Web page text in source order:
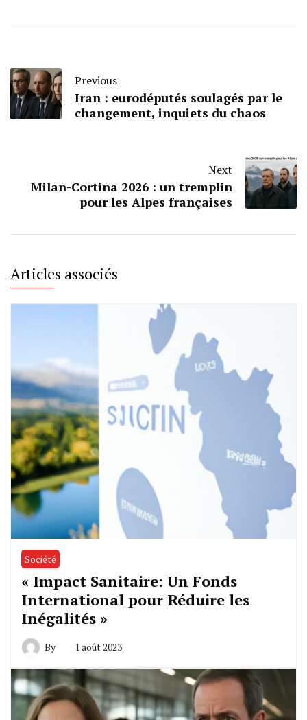
Previous
Iran : eurodéputés soulagés par le
changement, inquiets du chaos
Next
Milan-Cortina 2026 : un tremplin
pour les Alpes françaises
Articles associés
Société
« Impact Sanitaire: Un Fonds
International pour Réduire les
Inégalités »
By 1 août 2023